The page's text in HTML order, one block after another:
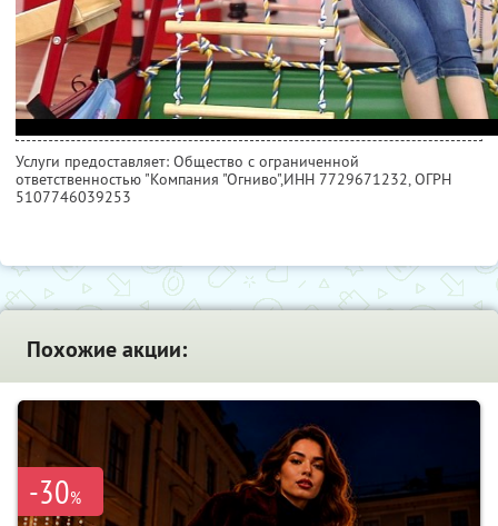
Услуги предоставляет: Общество с ограниченной
ответственностью "Компания "Огниво",ИНН 7729671232, ОГРН
5107746039253
Похожие акции:
-30%